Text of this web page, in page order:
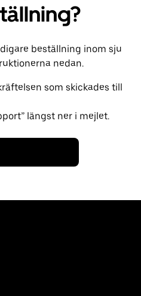
beställning inom sju
nedan.
som skickades till
längst ner i mejlet.